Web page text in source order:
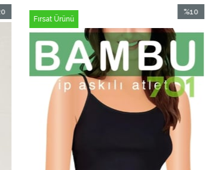
%10
%10İndirim
Fırsat Ürünü